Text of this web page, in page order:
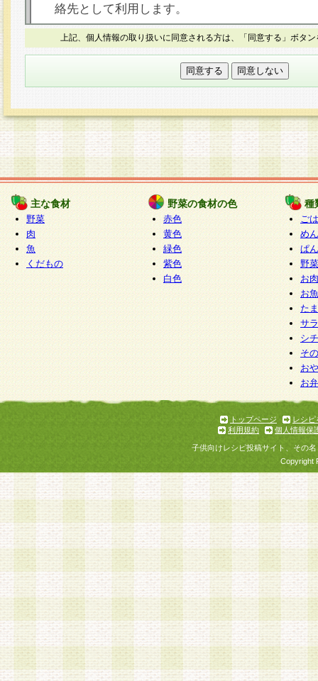
絡先として利用します。
○本人が容易に認識できない方法による個人情報
本フォームでは、セッション管理のためCookie
○個人情報の第三者提供について
力いただく個人情報は第三者に提供しません。
○個人情報の委託について
個人情報の取り扱いを外部に委託する場合は、
情報管理基準を満たす企業を選定して委託を行
が行われるよう監督します。
○開示対象個人情報の開示等および問い合わせ窓口
本人からの求めにより、当社が本件により取得
報の利用目的の通知・開示・内容の訂正・追加
停止・消去及び第三者への提供の禁止（以下、
といいます。）に応じます。
開示等に応じる窓口は以下になります。
ぱくすく食堂個人情報お客様相談窓口 paku-
m
個人情報を与えることは任意ですが、個人情報
意をいただけない場合には、当社のサービスの
お問い合わせ・ご相談への対応ができない場合
上記、個人情報の取り扱いに同意される方は、「同意する」ボタ
主な食材
野菜
肉
魚
くだもの
野菜の食材の色
赤色
黄色
緑色
紫色
白色
種
ご
めん
ぱん
野
お
お
た
サ
シ
そ
お
お
トップページ
レシピ
利用規約
個人情報保
子供向けレシピ投稿サイト、その
Copyright